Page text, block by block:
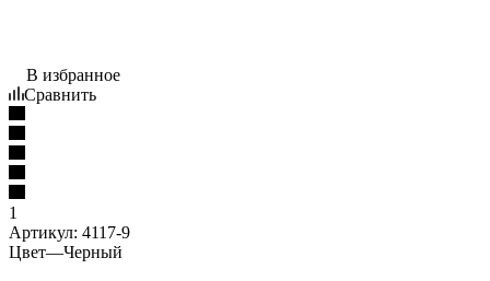
В избранное
Сравнить
1
Артикул: 4117-9
Цвет—Черный